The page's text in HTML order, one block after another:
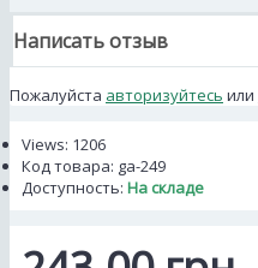
Написать отзыв
Пожалуйста авторизуйтесь или
Views: 1206
Код товара: ga-249
Доступность: На складе